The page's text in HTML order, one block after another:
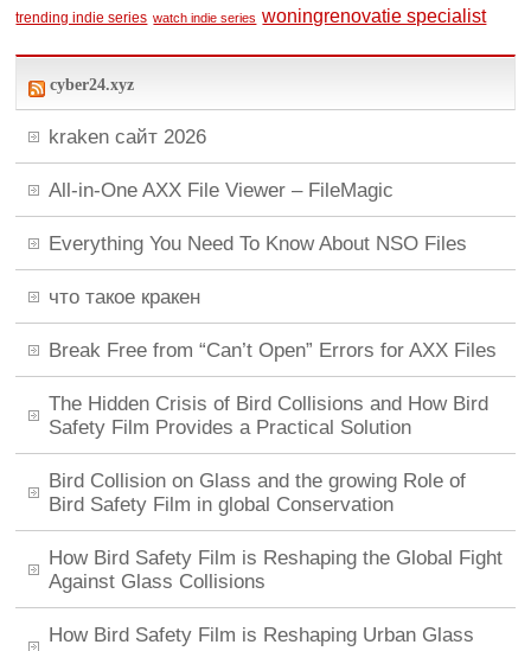
trending indie series watch indie series woningrenovatie specialist
cyber24.xyz
kraken сайт 2026
All-in-One AXX File Viewer – FileMagic
Everything You Need To Know About NSO Files
что такое кракен
Break Free from “Can’t Open” Errors for AXX Files
The Hidden Crisis of Bird Collisions and How Bird
Safety Film Provides a Practical Solution
Bird Collision on Glass and the growing Role of
Bird Safety Film in global Conservation
How Bird Safety Film is Reshaping the Global Fight
Against Glass Collisions
How Bird Safety Film is Reshaping Urban Glass